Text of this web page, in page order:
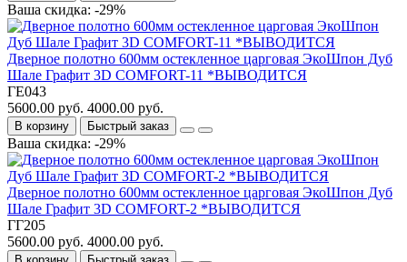
Ваша скидка: -29%
Дверное полотно 600мм остекленное царговая ЭкоШпон Дуб
Шале Графит 3D COMFORT-11 *ВЫВОДИТСЯ
ГЕ043
5600.00 руб. 4000.00 руб.
В корзину Быстрый заказ
Ваша скидка: -29%
Дверное полотно 600мм остекленное царговая ЭкоШпон Дуб
Шале Графит 3D COMFORT-2 *ВЫВОДИТСЯ
ГГ205
5600.00 руб. 4000.00 руб.